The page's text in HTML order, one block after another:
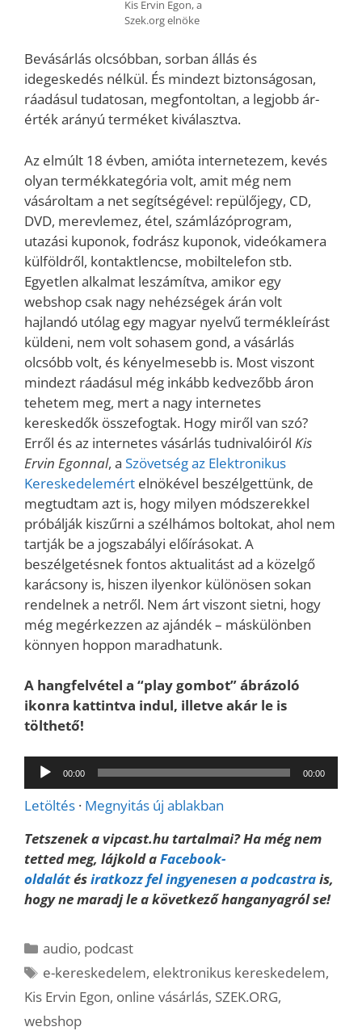
Kis Ervin Egon, a
Szek.org elnöke
Bevásárlás olcsóbban, sorban állás és
idegeskedés nélkül. És mindezt biztonságosan,
ráadásul tudatosan, megfontoltan, a legjobb ár-
érték arányú terméket kiválasztva.
Az elmúlt 18 évben, amióta internetezem, kevés
olyan termékkategória volt, amit még nem
vásároltam a net segítségével: repülőjegy, CD,
DVD, merevlemez, étel, számlázóprogram,
utazási kuponok, fodrász kuponok, videókamera
külföldről, kontaktlencse, mobiltelefon stb.
Egyetlen alkalmat leszámítva, amikor egy
webshop csak nagy nehézségek árán volt
hajlandó utólag egy magyar nyelvű termékleírást
küldeni, nem volt sohasem gond, a vásárlás
olcsóbb volt, és kényelmesebb is. Most viszont
mindezt ráadásul még inkább kedvezőbb áron
tehetem meg, mert a nagy internetes
kereskedők összefogtak. Hogy miről van szó?
Erről és az internetes vásárlás tudnivalóiról Kis
Ervin Egonnal, a Szövetség az Elektronikus
Kereskedelemért elnökével beszélgettünk, de
megtudtam azt is, hogy milyen módszerekkel
próbálják kiszűrni a szélhámos boltokat, ahol nem
tartják be a jogszabályi előírásokat. A
beszélgetésnek fontos aktualitást ad a közelgő
karácsony is, hiszen ilyenkor különösen sokan
rendelnek a netről. Nem árt viszont sietni, hogy
még megérkezzen az ajándék – máskülönben
könnyen hoppon maradhatunk.
A hangfelvétel a “play gombot” ábrázoló
ikonra kattintva indul, illetve akár le is
tölthető!
Audió
lejátszó
00:00 00:00
Letöltés · Megnyitás új ablakban
Tetszenek a vipcast.hu tartalmai? Ha még nem
tetted meg, lájkold aFacebook-
oldalátésiratkozz fel ingyenesen a podcastrais,
hogy ne maradj le a következő hanganyagról se!
Kategória
audio, podcast
Címkék
e-kereskedelem, elektronikus kereskedelem,
Kis Ervin Egon, online vásárlás, SZEK.ORG,
webshop